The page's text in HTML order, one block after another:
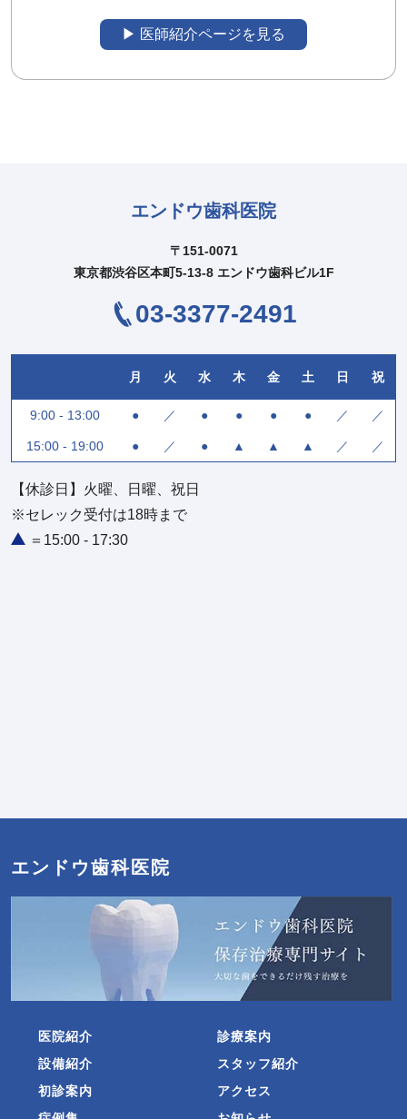
▶︎ 医師紹介ページを見る
エンドウ歯科医院
〒151-0071
東京都渋谷区本町5-13-8 エンドウ歯科ビル1F
03-3377-2491
月 火 水 木 金 土 日 祝
9:00 - 13:00 ● ／ ● ● ● ● ／ ／
15:00 - 19:00 ● ／ ● ▲ ▲ ▲ ／ ／
【休診日】火曜、日曜、祝日
※セレック受付は18時まで
＝15:00 - 17:30
エンドウ歯科医院
医院紹介
設備紹介
初診案内
診療案内
スタッフ紹介
アクセス